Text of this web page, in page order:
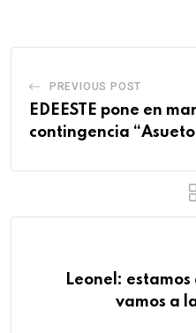
PREVIOUS POST
EDEESTE pone en
contingencia
Leonel:
vamos a